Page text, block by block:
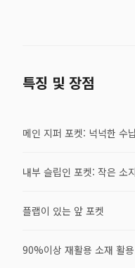
특징 및 장점
메인 지퍼 포켓: 넉넉한 수
내부 슬립인 포켓: 작은 소
플랩이 있는 앞 포켓
90%이상 재활용 소재 활용